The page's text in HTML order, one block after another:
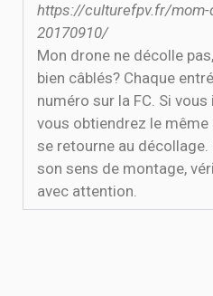
https://culturefpv.fr/mom-
20170910/
Mon drone ne décolle
bien câblés? Chaque
numéro sur la FC. Si
vous obtiendrez le
se retourne au décollage.
son sens de montage,
avec attention.